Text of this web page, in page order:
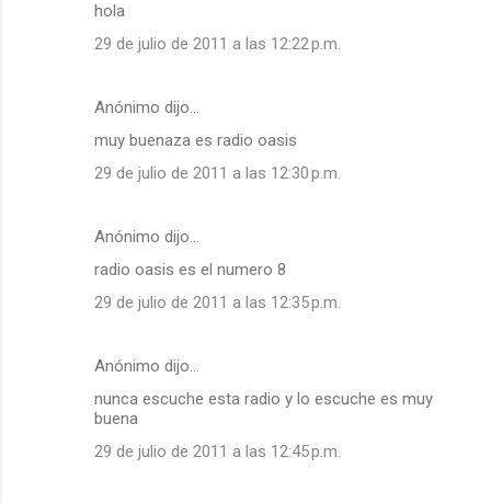
hola
29 de julio de 2011 a las 12:22 p.m.
Anónimo dijo…
muy buenaza es radio oasis
29 de julio de 2011 a las 12:30 p.m.
Anónimo dijo…
radio oasis es el numero 8
29 de julio de 2011 a las 12:35 p.m.
Anónimo dijo…
nunca escuche esta radio y lo escuche es muy
buena
29 de julio de 2011 a las 12:45 p.m.